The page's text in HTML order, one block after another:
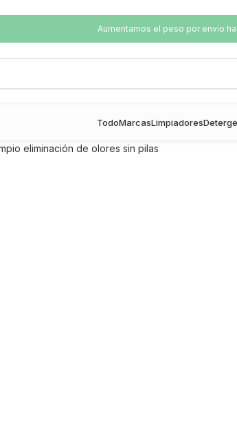
Aumentamos el peso por envío
TodoMarcasLimpiadores